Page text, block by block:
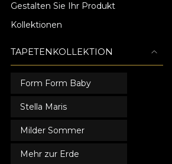
Gestalten Sie Ihr Produkt
Kollektionen
TAPETENKOLLEKTION
Form Form Baby
Stella Maris
Milder Sommer
Mehr zur Erde